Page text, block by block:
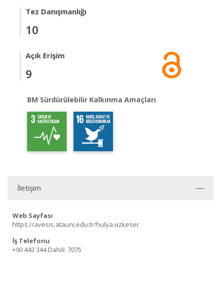
Tez Danışmanlığı
10
Açık Erişim
9
BM Sürdürülebilir Kalkınma Amaçları
İletişim
Web Sayfası
https://avesis.atauni.edu.tr/hulya.uzkeser
İş Telefonu
+90 442 344Dahili: 7075